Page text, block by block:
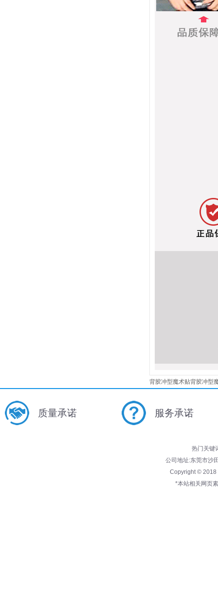
背胶冲型魔术贴背胶冲型
质量承诺 服务承诺
热门关键
公司地址:东莞市沙
Copyright © 2018
*本站相关网页